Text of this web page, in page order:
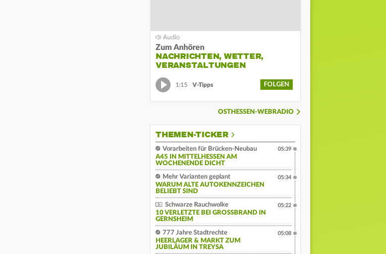
Zum Anhören
NACHRICHTEN, WETTER,
VERANSTALTUNGEN
1:15 V-Tipps FOLGEN
OSTHESSEN-WEBRADIO
THEMEN-TICKER
Vorarbeiten für Brücken-Neubau
A45 IN MITTELHESSEN AM
WOCHENENDE DICHT
05:39
Mehr Varianten geplant
WARUM ALTE AUTOKENNZEICHEN
BELIEBT SIND
05:34
Schwarze Rauchwolke
10 VERLETZTE BEI GROSSBRAND IN G
ERNSHEIM
05:22
777 Jahre Stadtrechte
HEERLAGER & MARKT ZUM
JUBILÄUM IN TREYSA
05:08